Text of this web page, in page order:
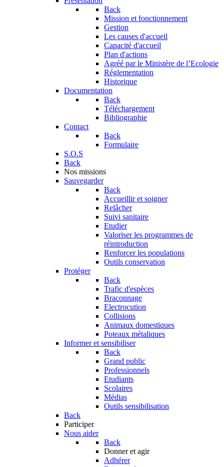
Back
Mission et fonctionnement
Gestion
Les causes d'accueil
Capacité d'accueil
Plan d'actions
Agréé par le Ministère de l’Ecologie
Réglementation
Historique
Documentation
Back
Téléchargement
Bibliographie
Contact
Back
Formulaire
S.O.S
Back
Nos missions
Sauvegarder
Back
Accueillir et soigner
Relâcher
Suivi sanitaire
Etudier
Valoriser les programmes de
réintroduction
Renforcer les populations
Outils conservation
Protéger
Back
Trafic d'espèces
Braconnage
Electrocution
Collisions
Animaux domestiques
Poteaux métaliques
Informer et sensibiliser
Back
Grand public
Professionnels
Etudiants
Scolaires
Médias
Outils sensibilisation
Back
Participer
Nous aider
Back
Donner et agir
Adhérer